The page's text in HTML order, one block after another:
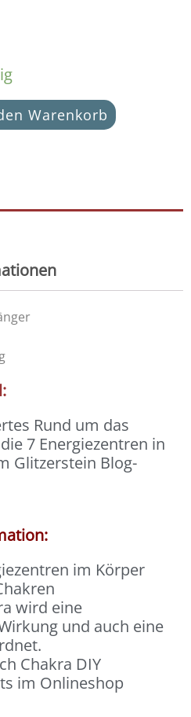
Warenkorb
Rund um das
7 Energiezentren in
Glitzerstein Blog-
im Körper
wird eine
und auch eine
Chakra DIY
im Onlineshop